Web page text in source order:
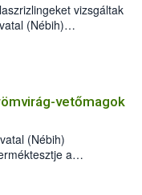
vizsgáltak
(Nébih)
alá”, melyek az
valamint a
által
vetőmagok
(Nébih)
a
vizsgálatokon a
kapható terméket